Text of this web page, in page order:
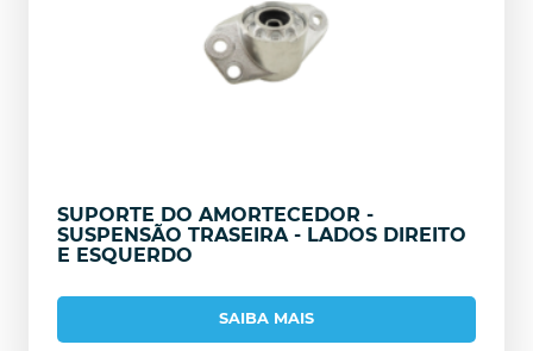
SUPORTE DO AMORTECEDOR -
SUSPENSÃO TRASEIRA - LADOS DIREITO
E ESQUERDO
SAIBA MAIS